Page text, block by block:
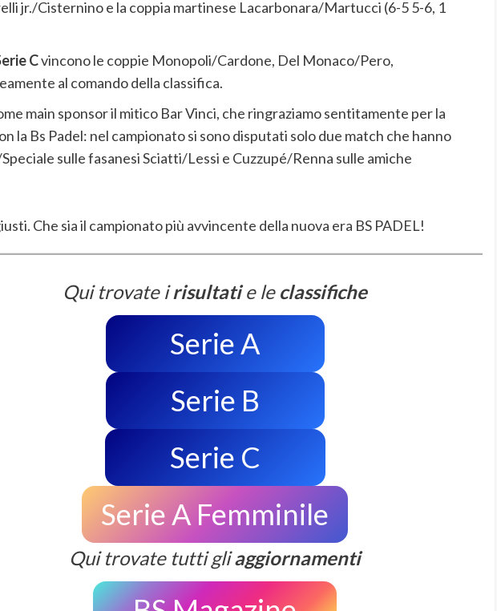
jr./Cisternino e la coppia martinese Lacarbonara/Martucci (6-5 5-6, 1
Cvincono le coppie Monopoli/Cardone, Del Monaco/Pero,
al comando della classifica.
main sponsor il mitico Bar Vinci, che ringraziamo sentitamente per la
la Bs Padel: nel campionato si sono disputati solo due match che hanno
sulle fasanesi Sciatti/Lessi e Cuzzupé/Renna sulle amiche
Che sia il campionato più avvincente della nuova era BS PADEL!
Qui trovate irisultatie le classifiche
Serie A
Serie B
Serie C
Serie A Femminile
Qui trovate tutti gliaggiornamenti